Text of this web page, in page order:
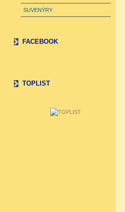
SUVENÝRY
FACEBOOK
TOPLIST